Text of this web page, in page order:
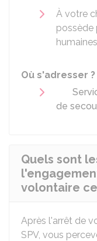
À votre
possède
Où s'adresser ?
de
Quels sont
volontaire
Après l'arrêt de
SPV, vous